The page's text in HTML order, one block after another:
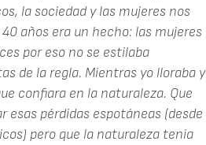
la sociedad y las mujeres nos
años era un hecho: las mujeres
por eso no se estilaba
de la regla. Mientras yo lloraba y
confiara en la naturaleza. Que
pérdidas espotáneas (desde
pero que la naturaleza tenía